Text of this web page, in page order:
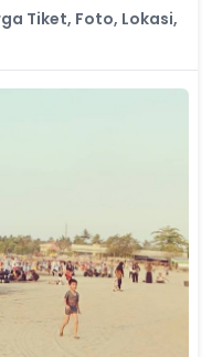
Tiket, Foto, Lokasi,